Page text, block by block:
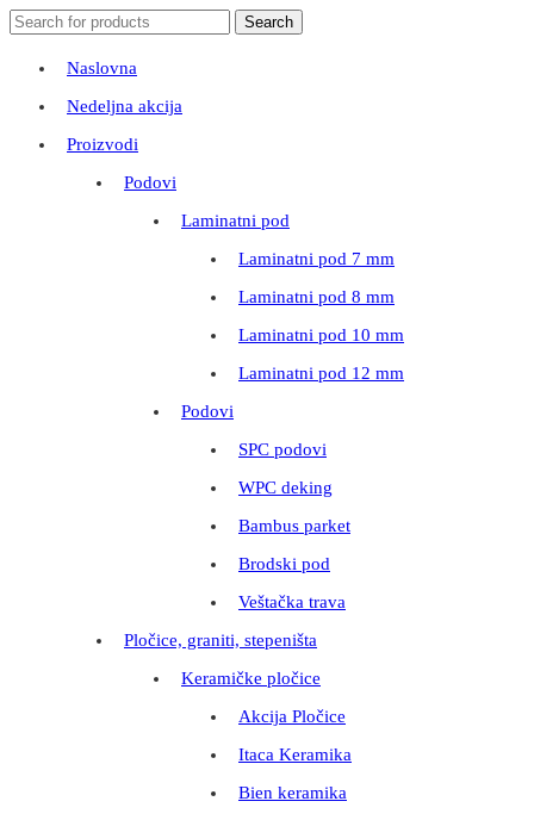
Search
for:
Search
Naslovna
Nedeljna akcija
Proizvodi
Podovi
Laminatni pod
Laminatni pod 7 mm
Laminatni pod 8 mm
Laminatni pod 10 mm
Laminatni pod 12 mm
Podovi
SPC podovi
WPC deking
Bambus parket
Brodski pod
Veštačka trava
Pločice, graniti, stepeništa
Keramičke pločice
Akcija Pločice
Itaca Keramika
Bien keramika